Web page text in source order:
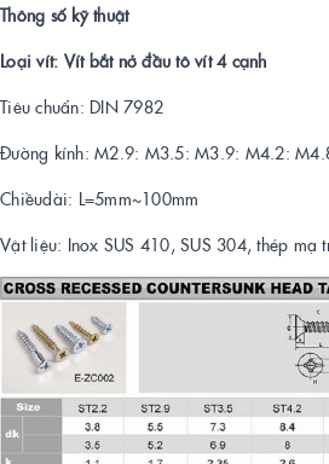
Thông số kỹ thuật
Loại vít: Vít bắt nở đầu tô vít 4 cạnh
Tiêu chuẩn: DIN 7982
Đường kính: M2.9: M3.5: M3.9: M4.2:
Chiềudài: L=5mm~100mm
Vật liệu: Inox SUS 410, SUS 304, thép mạ